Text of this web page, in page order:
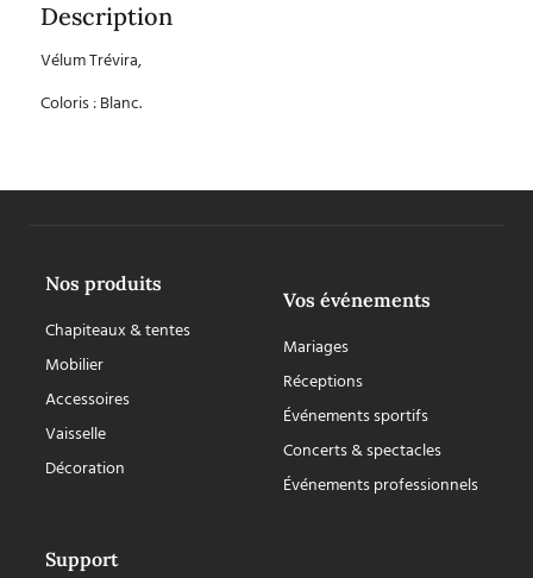
Description
Vélum Trévira,
Coloris : Blanc.
Nos produits
Chapiteaux & tentes
Mobilier
Accessoires
Vaisselle
Décoration
Vos événements
Mariages
Réceptions
Événements sportifs
Concerts & spectacles
Événements professionnels
Support